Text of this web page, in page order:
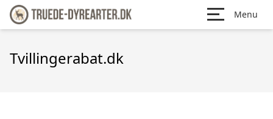
Menu
Tvillingerabat.dk